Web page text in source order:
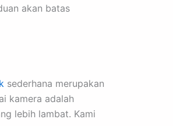
akan batas
sederhana merupakan
kamera adalah
lebih lambat. Kami